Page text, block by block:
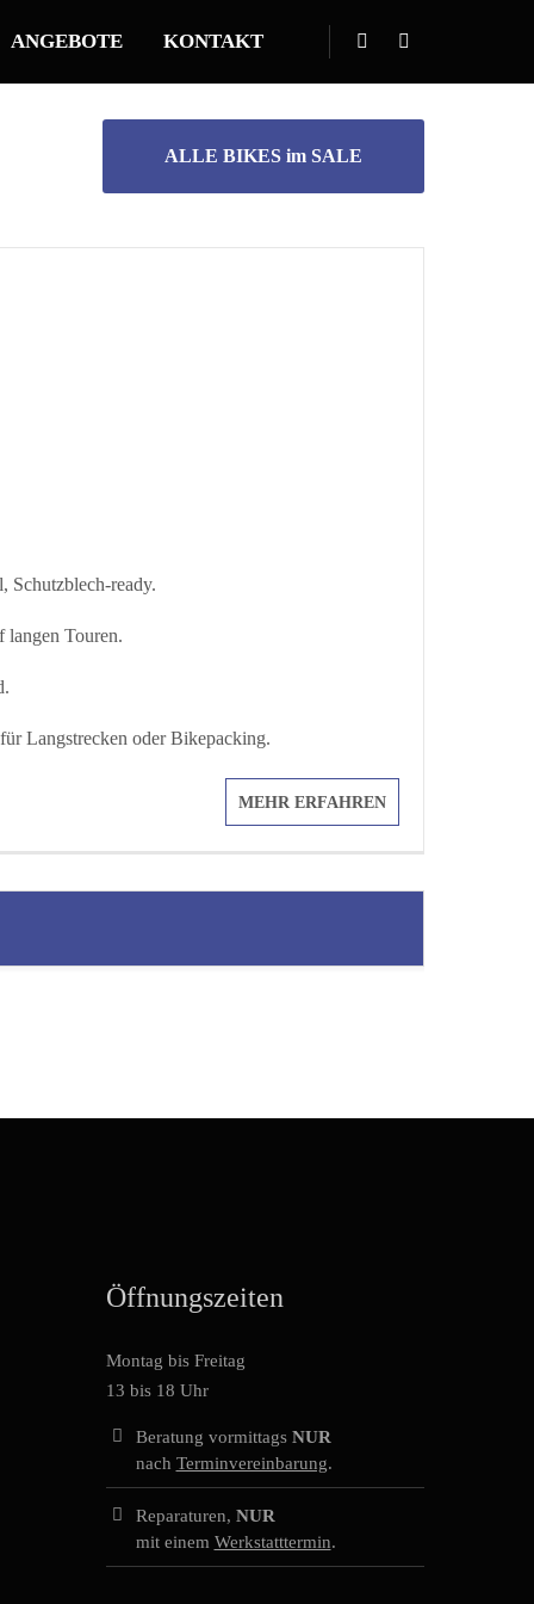
ANGEBOTE KONTAKT
ALLE BIKES im SALE
ready.
langen Touren.
Langstrecken oder Bikepacking.
MEHR ERFAHREN
Öffnungszeiten
Montag bis Freitag
13 bis 18 Uhr
Beratung vormittags NUR
nach Terminvereinbarung.
Reparaturen, NUR
mit einem Werkstatttermin.